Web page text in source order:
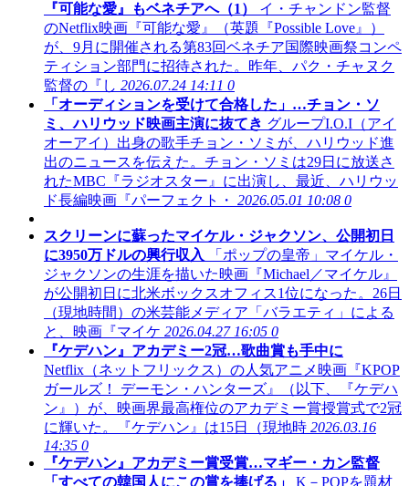
『可能な愛』もベネチアへ（1）
イ・チャンドン監督
のNetflix映画『可能な愛』（英題『Possible Love』）
が、9月に開催される第83回ベネチア国際映画祭コンペ
ティション部門に招待された。昨年、パク・チャヌク
監督の『し 2026.07.24 14:11 0
「オーディションを受けて合格した」…チョン・ソ
ミ、ハリウッド映画主演に抜てき グループI.O.I（アイ
オーアイ）出身の歌手チョン・ソミが、ハリウッド進
出のニュースを伝えた。チョン・ソミは29日に放送さ
れたMBC『ラジオスター』に出演し、最近、ハリウッ
ド長編映画『パーフェクト・ 2026.05.01 10:08 0
スクリーンに蘇ったマイケル・ジャクソン、公開初日
に3950万ドルの興行収入
「ポップの皇帝」マイケル・
ジャクソンの生涯を描いた映画『Michael／マイケル』
が公開初日に北米ボックスオフィス1位になった。26日
（現地時間）の米芸能メディア「バラエティ」による
と、映画『マイケ 2026.04.27 16:05 0
『ケデハン』アカデミー2冠…歌曲賞も手中に
Netflix（ネットフリックス）の人気アニメ映画『KPOP
ガールズ！ デーモン・ハンターズ』（以下、『ケデハ
ン』）が、映画界最高権位のアカデミー賞授賞式で2冠
に輝いた。『ケデハン』は15日（現地時 2026.03.16
14:35 0
『ケデハン』アカデミー賞受賞…マギー・カン監督
「すべての韓国人にこの賞を捧げる」
K－POPを題材